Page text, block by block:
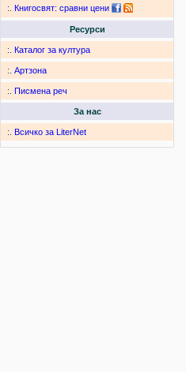
:. Книгосвят: сравни цени
Ресурси
:. Каталог за култура
:. Артзона
:. Писмена реч
За нас
:. Всичко за LiterNet